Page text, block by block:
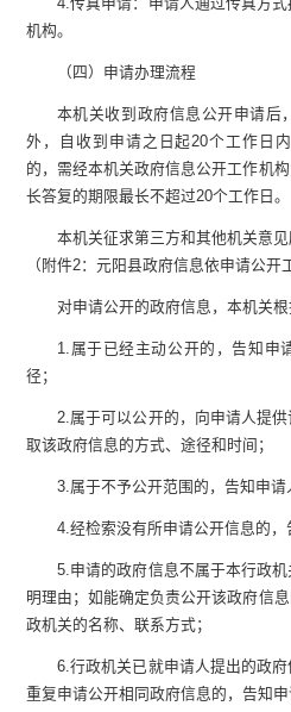
机构。
（四）申请办理流程
本机关收到政府信息公开申请后
外，自收到申请之日起20个工作日
的，需经本机关政府信息公开工作机
长答复的期限最长不超过20个工作日。
本机关征求第三方和其他机关意
（附件2：元阳县政府信息依申请公开
对申请公开的政府信息，本机关
1. 属于已经主动公开的，告知申
径；
2.属于可以公开的，向申请人提
取该政府信息的方式、途径和时间；
3.属于不予公开范围的，告知申请
4.经检索没有所申请公开信息的，
5.申请的政府信息不属于本行政
明理由；如能确定负责公开该政府信
政机关的名称、联系方式；
6.行政机关已就申请人提出的政
重复申请公开相同政府信息的，告知申